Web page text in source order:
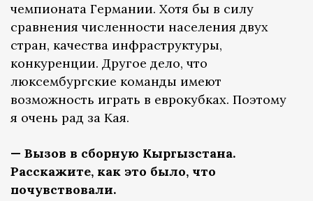
чемпионата Германии. Хотя бы в силу
сравнения численности населения двух
стран, качества инфраструктуры,
конкуренции. Другое дело, что
люксембургские команды имеют
возможность играть в еврокубках. Поэтому
я очень рад за Кая.
— Вызов в сборную Кыргызстана.
Расскажите, как это было, что
почувствовали.